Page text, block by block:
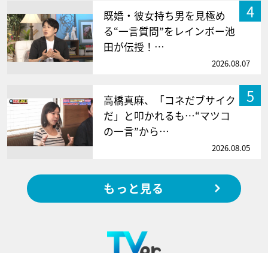
4
既婚・彼女持ち男を見極め
る“一言質問”をレインボー池
田が伝授！…
2026.08.07
5
高橋真麻、「コネだブサイク
だ」と叩かれるも…“マツコ
の一言”から…
2026.08.05
もっと見る